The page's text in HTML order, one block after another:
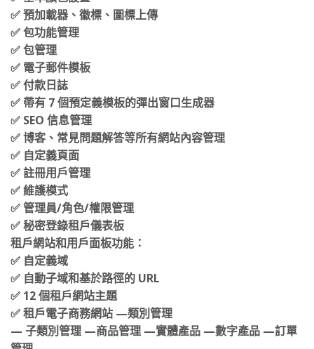
✅ 基本顏色設置
✅ 預加載器、徽標、圖標上傳
✅ 包功能管理
✅ 包管理
✅ 電子郵件模板
✅ 付款日誌
✅ 帶有 7 個預定義模板的彈出窗口生成器
✅ SEO 信息管理
✅ 博客、常見問題解答等所有網站內容管理
✅ 自定義頁面
✅ 註冊用戶管理
✅ 維護模式
✅ 管理員/角色/權限管理
✅ 秘密登錄租戶儀表板
租戶網站和用戶面板功能：
✅ 自定義域
✅ 自動子域和基於路徑的 URL
✅ 12 個租戶網站主題
✅ 租戶電子商務網站 —類別管理
— 子類別管理 —商品管理 —實體產品 —數字產品 —訂單